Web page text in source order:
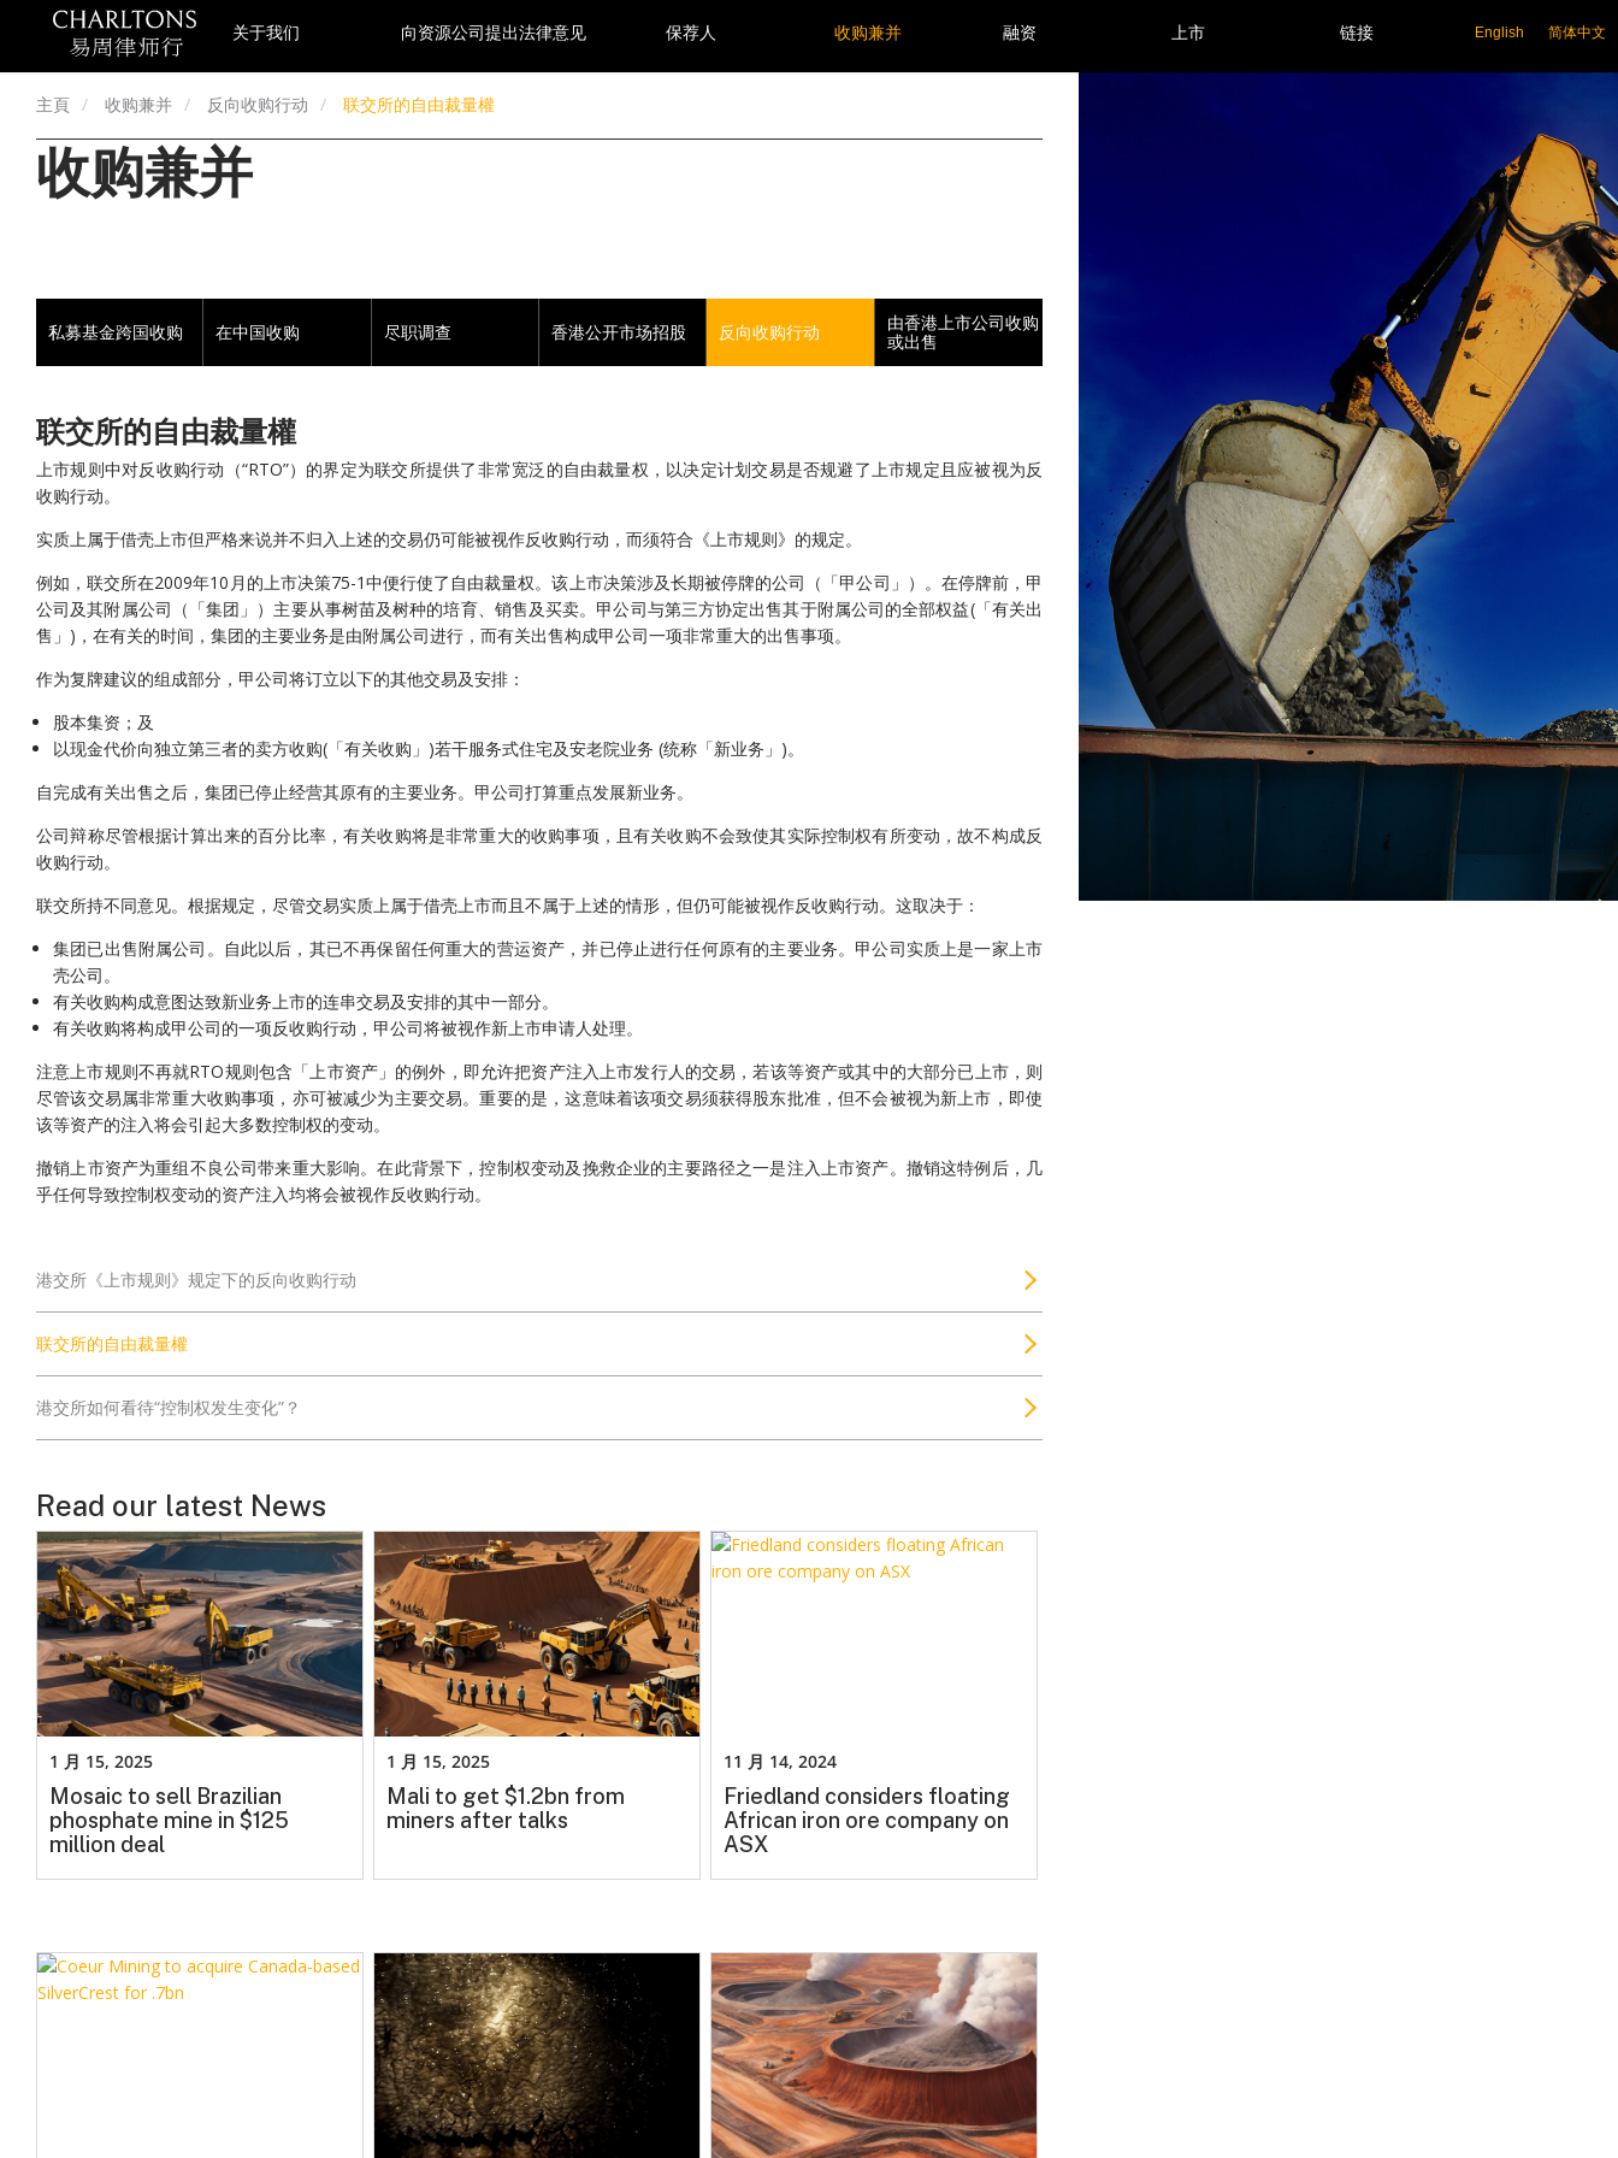
English 简体中文
关于我们 向资源公司提出法律意见 保荐人 收购兼并 融资 上市 链接
主頁 收购兼并 反向收购行动 联交所的自由裁量權
收购兼并
私募基金跨国收购 在中国收购 尽职调查 香港公开市场招股 反向收购行动
由香港上市公司收购
或出售
联交所的自由裁量權
上市规则中对反收购行动（“RTO”）的界定为联交所提供了非常宽泛的自由裁量权，以决定计划交易是否规避了上市规定且应被视为反
收购行动。
实质上属于借壳上市但严格来说并不归入上述的交易仍可能被视作反收购行动，而须符合《上市规则》的规定。
例如，联交所在2009年10月的上市决策75-1中便行使了自由裁量权。该上市决策涉及长期被停牌的公司（「甲公司」）。在停牌前，甲
公司及其附属公司（「集团」）主要从事树苗及树种的培育、销售及买卖。甲公司与第三方协定出售其于附属公司的全部权益(「有关出
售」)，在有关的时间，集团的主要业务是由附属公司进行，而有关出售构成甲公司一项非常重大的出售事项。
作为复牌建议的组成部分，甲公司将订立以下的其他交易及安排：
股本集资；及
以现金代价向独立第三者的卖方收购(「有关收购」)若干服务式住宅及安老院业务 (统称「新业务」)。
自完成有关出售之后，集团已停止经营其原有的主要业务。甲公司打算重点发展新业务。
公司辩称尽管根据计算出来的百分比率，有关收购将是非常重大的收购事项，且有关收购不会致使其实际控制权有所变动，故不构成反
收购行动。
联交所持不同意见。根据规定，尽管交易实质上属于借壳上市而且不属于上述的情形，但仍可能被视作反收购行动。这取决于：
集团已出售附属公司。自此以后，其已不再保留任何重大的营运资产，并已停止进行任何原有的主要业务。甲公司实质上是一家上市
壳公司。
有关收购构成意图达致新业务上市的连串交易及安排的其中一部分。
有关收购将构成甲公司的一项反收购行动，甲公司将被视作新上市申请人处理。
注意上市规则不再就RTO规则包含「上市资产」的例外，即允许把资产注入上市发行人的交易，若该等资产或其中的大部分已上市，则
尽管该交易属非常重大收购事项，亦可被减少为主要交易。重要的是，这意味着该项交易须获得股东批准，但不会被视为新上市，即使
该等资产的注入将会引起大多数控制权的变动。
撤销上市资产为重组不良公司带来重大影响。在此背景下，控制权变动及挽救企业的主要路径之一是注入上市资产。撤销这特例后，几
乎任何导致控制权变动的资产注入均将会被视作反收购行动。
港交所《上市规则》规定下的反向收购行动
联交所的自由裁量權
港交所如何看待“控制权发生变化”？
Read our latest News
Mosaic to sell Brazilian
phosphate mine in $125
million deal
1 月 15, 2025
Mali to get $1.2bn from
miners after talks
1 月 15, 2025
Friedland considers floating
African iron ore company on
ASX
11 月 14, 2024